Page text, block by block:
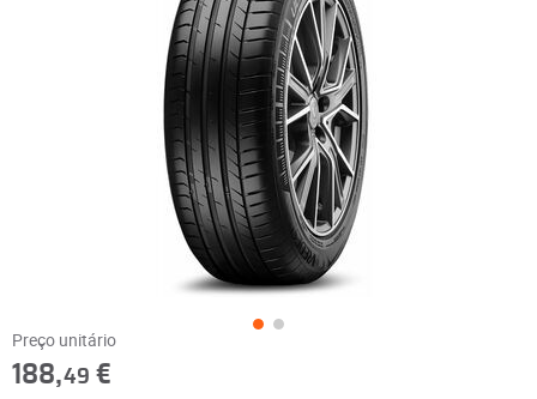
Preço unitário
188,49 €